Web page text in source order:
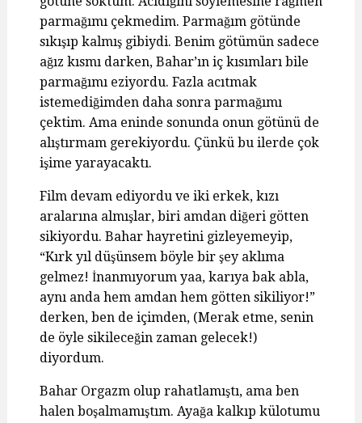
parmağımı çekmedim. Parmağım götünde
sıkışıp kalmış gibiydi. Benim götümün sadece
ağız kısmı darken, Bahar’ın iç kısımları bile
parmağımı eziyordu. Fazla acıtmak
istemediğimden daha sonra parmağımı
çektim. Ama eninde sonunda onun götünü de
alıştırmam gerekiyordu. Çünkü bu ilerde çok
işime yarayacaktı.
Film devam ediyordu ve iki erkek, kızı
aralarına almışlar, biri amdan diğeri götten
sikiyordu. Bahar hayretini gizleyemeyip,
“Kırk yıl düşünsem böyle bir şey aklıma
gelmez! İnanmıyorum yaa, karıya bak abla,
aynı anda hem amdan hem götten sikiliyor!”
derken, ben de içimden, (Merak etme, senin
de öyle sikileceğin zaman gelecek!)
diyordum.
Bahar Orgazm olup rahatlamıştı, ama ben
halen boşalmamıştım. Ayağa kalkıp külotumu